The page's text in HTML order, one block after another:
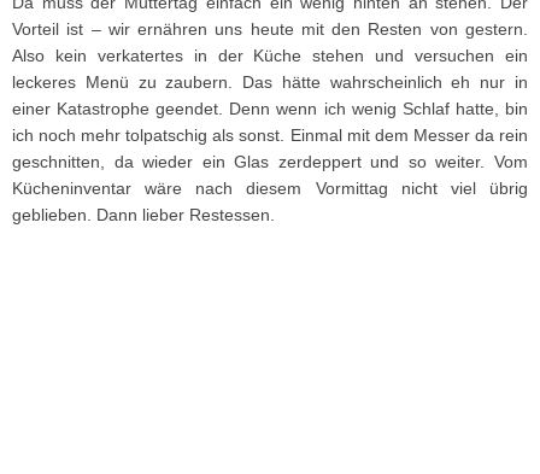
Vorteil ist – wir ernähren uns heute mit den Resten von gestern.
Also kein verkatertes in der Küche stehen und versuchen ein
leckeres Menü zu zaubern. Das hätte wahrscheinlich eh nur in
einer Katastrophe geendet. Denn wenn ich wenig Schlaf hatte, bin
ich noch mehr tolpatschig als sonst. Einmal mit dem Messer da rein
geschnitten, da wieder ein Glas zerdeppert und so weiter. Vom
Kücheninventar wäre nach diesem Vormittag nicht viel übrig
geblieben. Dann lieber Restessen.